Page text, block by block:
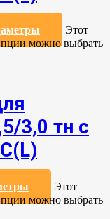
Этот
можно выбрать
3,0 тн с
Этот
можно выбрать